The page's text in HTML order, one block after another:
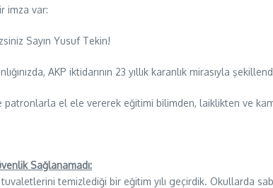
imza var:
Sayın Yusuf Tekin!
AKP iktidarının 23 yıllık karanlık mirasıyla
el ele vererek eğitimi bilimden, laiklikten ve
Sağlanamadı:
tuvaletlerini temizlediği bir eğitim yılı geçirdik. Okullarda